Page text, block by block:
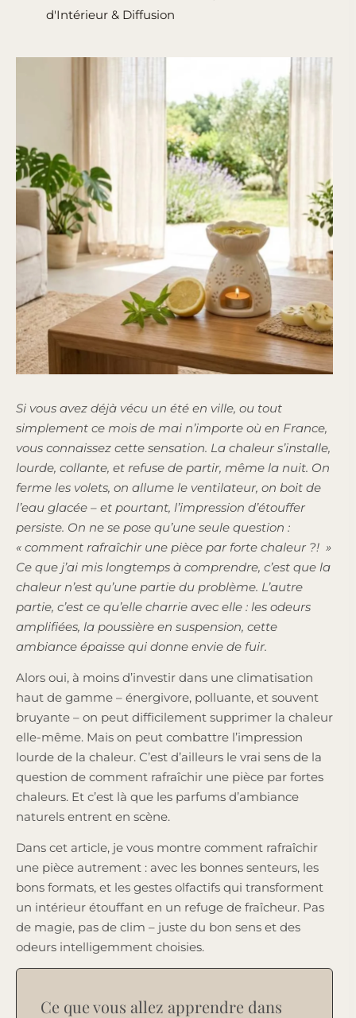
d'Intérieur & Diffusion
Si vous avez déjà vécu un été en ville, ou tout
simplement ce mois de mai n’importe où en France,
vous connaissez cette sensation. La chaleur s’installe,
lourde, collante, et refuse de partir, même la nuit. On
ferme les volets, on allume le ventilateur, on boit de
l’eau glacée – et pourtant, l’impression d’étouffer
persiste. On ne se pose qu’une seule question :
« comment rafraîchir une pièce par forte chaleur ?! »
Ce que j’ai mis longtemps à comprendre, c’est que la
chaleur n’est qu’une partie du problème. L’autre
partie, c’est ce qu’elle charrie avec elle : les odeurs
amplifiées, la poussière en suspension, cette
ambiance épaisse qui donne envie de fuir.
Alors oui, à moins d’investir dans une climatisation
haut de gamme – énergivore, polluante, et souvent
bruyante – on peut difficilement supprimer la chaleur
elle-même. Mais on peut combattre l’impression
lourde de la chaleur. C’est d’ailleurs le vrai sens de la
question de comment rafraîchir une pièce par fortes
chaleurs. Et c’est là que les parfums d’ambiance
naturels entrent en scène.
Dans cet article, je vous montre comment rafraîchir
une pièce autrement : avec les bonnes senteurs, les
bons formats, et les gestes olfactifs qui transforment
un intérieur étouffant en un refuge de fraîcheur. Pas
de magie, pas de clim – juste du bon sens et des
odeurs intelligemment choisies.
Ce que vous allez apprendre dans